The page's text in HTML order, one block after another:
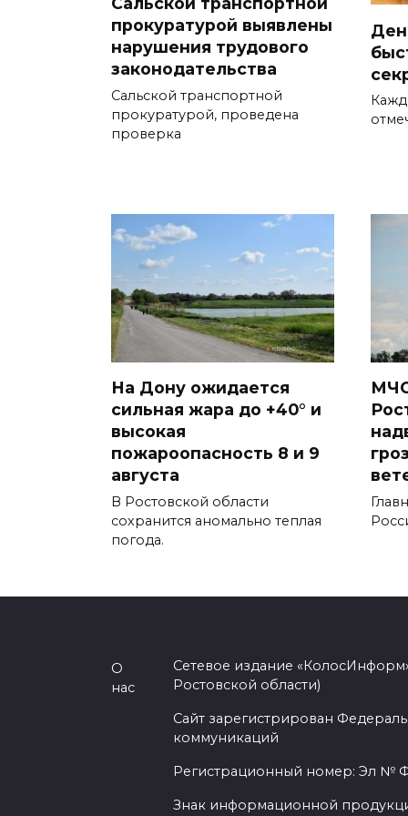
прокуратурой выявлены
нарушения трудового
законодательства
Сальской транспортной
прокуратурой, проведена
проверка
На Дону ожидается
сильная жара до +40° и
высокая
пожароопасность 8 и 9
августа
В Ростовской области
сохранится аномально теплая
погода.
О
нас
Сетевое издание
Ростовской области)
Сайт зарегистрирован
коммуникаций
Регистрационный номер: Эл №
Знак информационной